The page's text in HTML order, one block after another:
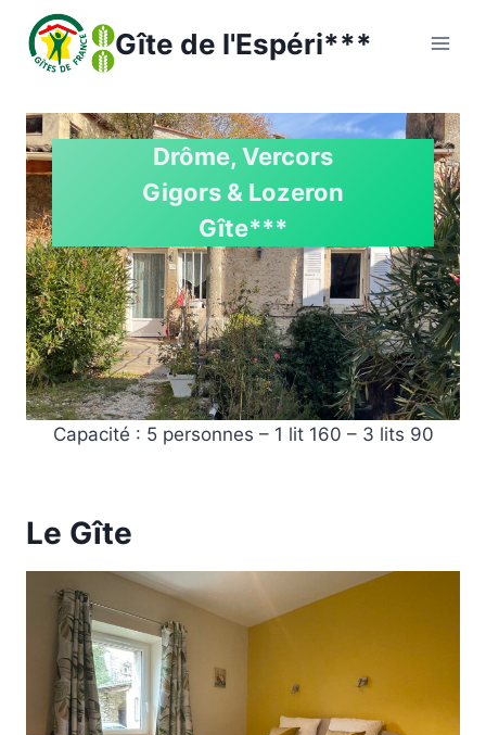
content
Gîte de l'Espéri***
Drôme, Vercors
Gigors & Lozeron
Gîte***
Capacité : 5 personnes – 1 lit 160 – 3 lits 90
Le Gîte